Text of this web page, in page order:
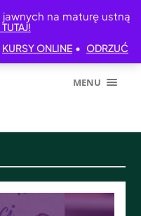
na maturę ustną
KURSY ONLINE • ODRZUĆ
MENU